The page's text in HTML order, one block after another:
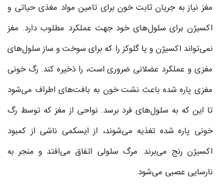
مغز نیاز به جریان ثابت خون برای تامین مواد مغذی حیاتی و
اکسیژن برای سلول‌های خود جهت عملکرد مطلوب دارد. مغز
نمی‌تواند اکسیژن و یا گلوکز را که برای سوخت و ساز سلول‌های
مغزی و عملکرد عضلانی ضروری است، را ذخیره کند. رگ خونی
مغزی پاره شده باعث نشت خون به بافت‌های اطراف می‌شود
تا این که به سلول‌های فرد برسد. نواحی از مغز که توسط رگ
خونی پاره شده تغذیه می‌شوند، از ایسکمی ناشی از کمبود
اکسیژن رنج می‌برند. مرگ سلولی اتفاق می‌افتد و منجر به
نارسایی عصبی می‌شود.